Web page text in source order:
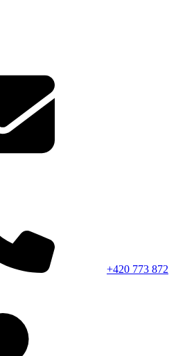
+420 773 872